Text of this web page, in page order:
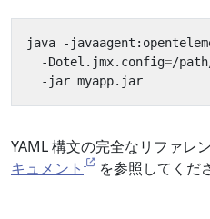
java -
  -Dotel.jmx.config
=/
YAML 構文の完全なリファレ
キュメント
を参照してくだ